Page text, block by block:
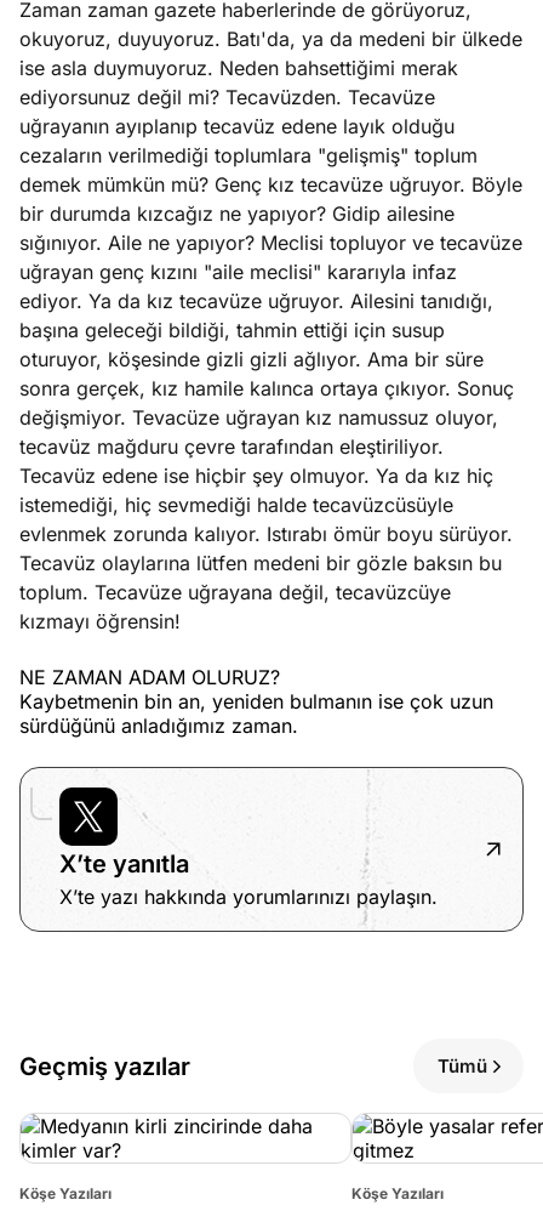
Zaman zaman gazete haberlerinde de görüyoruz,
okuyoruz, duyuyoruz. Batı'da, ya da medeni bir ülkede
ise asla duymuyoruz. Neden bahsettiğimi merak
ediyorsunuz değil mi? Tecavüzden. Tecavüze
uğrayanın ayıplanıp tecavüz edene layık olduğu
cezaların verilmediği toplumlara "gelişmiş" toplum
demek mümkün mü? Genç kız tecavüze uğruyor. Böyle
bir durumda kızcağız ne yapıyor? Gidip ailesine
sığınıyor. Aile ne yapıyor? Meclisi topluyor ve tecavüze
uğrayan genç kızını "aile meclisi" kararıyla infaz
ediyor. Ya da kız tecavüze uğruyor. Ailesini tanıdığı,
başına geleceği bildiği, tahmin ettiği için susup
oturuyor, köşesinde gizli gizli ağlıyor. Ama bir süre
sonra gerçek, kız hamile kalınca ortaya çıkıyor. Sonuç
değişmiyor. Tevacüze uğrayan kız namussuz oluyor,
tecavüz mağduru çevre tarafından eleştiriliyor.
Tecavüz edene ise hiçbir şey olmuyor. Ya da kız hiç
istemediği, hiç sevmediği halde tecavüzcüsüyle
evlenmek zorunda kalıyor. Istırabı ömür boyu sürüyor.
Tecavüz olaylarına lütfen medeni bir gözle baksın bu
toplum. Tecavüze uğrayana değil, tecavüzcüye
kızmayı öğrensin!
NE ZAMAN ADAM OLURUZ?
Kaybetmenin bin an, yeniden bulmanın ise çok uzun
sürdüğünü anladığımız zaman.
X’te yanıtla
X’te yazı hakkında yorumlarınızı paylaşın.
Geçmiş yazılar Tümü
Köşe Yazıları Köşe Yazıları